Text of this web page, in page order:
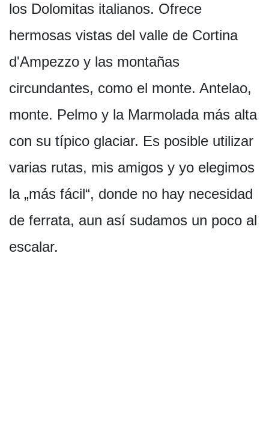
los Dolomitas italianos. Ofrece
hermosas vistas del valle de Cortina
d'Ampezzo y las montañas
circundantes, como el monte. Antelao,
monte. Pelmo y la Marmolada más alta
con su típico glaciar. Es posible utilizar
varias rutas, mis amigos y yo elegimos
la „más fácil“, donde no hay necesidad
de ferrata, aun así sudamos un poco al
escalar.